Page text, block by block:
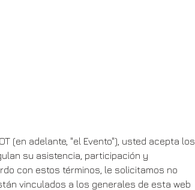
(en adelante, "el Evento"), usted acepta los
su asistencia, participación y
con estos términos, le solicitamos no
vinculados a los generales de esta web